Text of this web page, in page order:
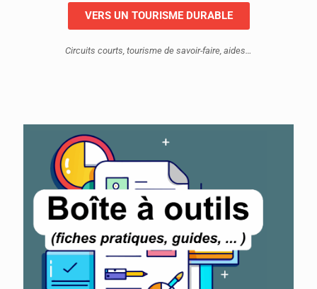
VERS UN TOURISME DURABLE
Circuits courts, tourisme de savoir-faire, aides…